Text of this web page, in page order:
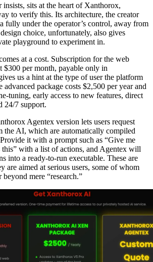
insists, sits at the heart of Xanthorox,
to verify this. Its architecture, the creator
fully under the operator’s control, away from
choice, unfortunately, also gives
playground to experiment in.
at a cost. Subscription for the web
$300 per month, payable only in
us a hint at the type of user the platform
package costs $2,500 per year and
tuning, early access to new features, direct
24/7 support.
Agentex version lets users request
the AI, which are automatically compiled
it with a prompt such as “Give me
this” with a list of actions, and Agentex will
into a ready-to-run executable. These are
are aimed at serious users, some of whom
mere “research.”